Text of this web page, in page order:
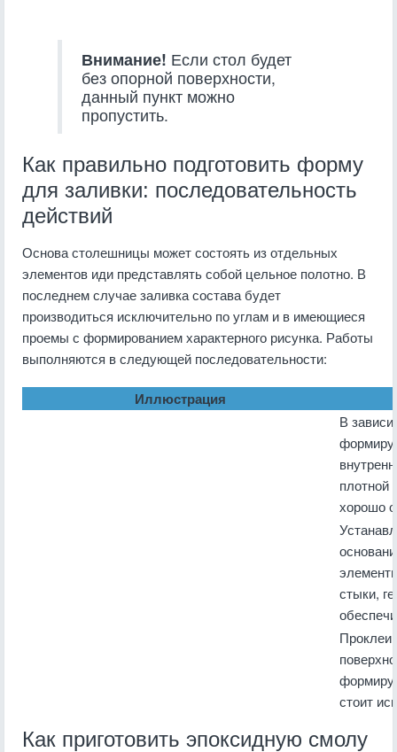
Внимание! Если стол будет
без опорной поверхности,
данный пункт можно
пропустить.
Как правильно подготовить форму
для заливки: последовательность
действий
Основа столешницы может состоять из отдельных
элементов иди представлять собой цельное полотно. В
последнем случае заливка состава будет
производиться исключительно по углам и в имеющиеся
проемы с формированием характерного рисунка. Работы
выполняются в следующей последовательности:
Иллюстрация
В
плотной
хорошо
стыки,
стоит
Как приготовить эпоксидную смолу